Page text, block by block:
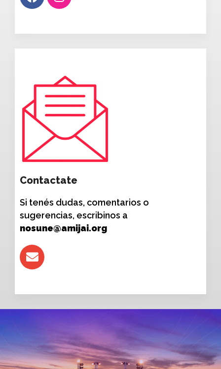
Contactate
Si tenés dudas, comentarios o
sugerencias, escribinos a
nosune@amijai.org